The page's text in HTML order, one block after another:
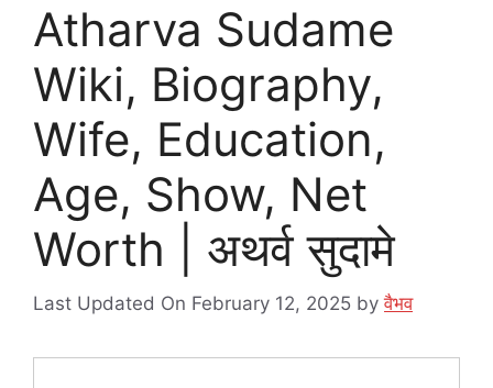
Atharva Sudame
Wiki, Biography,
Wife, Education,
Age, Show, Net
Worth | अथर्व सुदामे
Last Updated On February 12, 2025 byवैभव